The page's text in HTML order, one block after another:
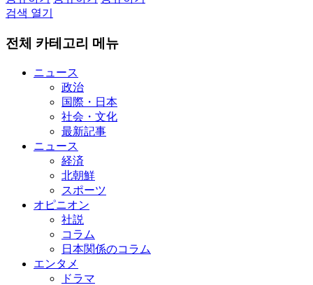
검색 열기
전체 카테고리 메뉴
ニュース
政治
国際・日本
社会・文化
最新記事
ニュース
経済
北朝鮮
スポーツ
オピニオン
社説
コラム
日本関係のコラム
エンタメ
ドラマ